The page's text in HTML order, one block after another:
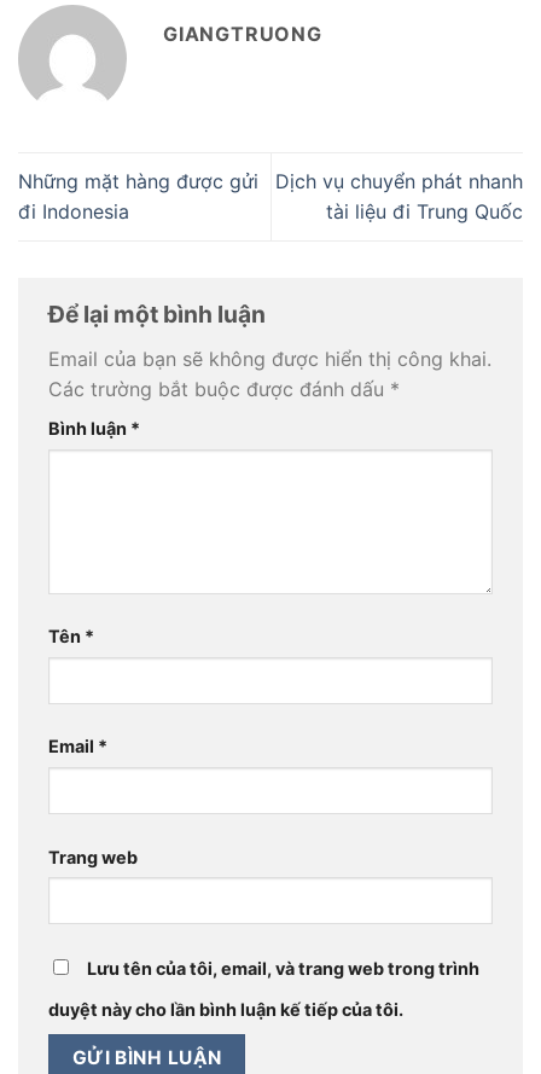
GIANGTRUONG
Những mặt hàng được gửi
đi Indonesia
Dịch vụ chuyển phát nhanh
tài liệu đi Trung Quốc
Để lại một bình luận
Email của bạn sẽ không được hiển thị công khai.
Các trường bắt buộc được đánh dấu *
Bình luận *
Tên *
Email *
Trang web
Lưu tên của tôi, email, và trang web trong trình
duyệt này cho lần bình luận kế tiếp của tôi.